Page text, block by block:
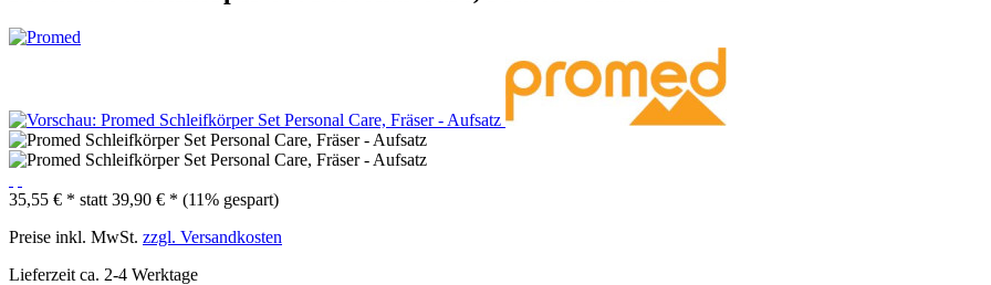
35,55 € * statt 39,90 € * (11% gespart)
Preise inkl. MwSt. zzgl. Versandkosten
Lieferzeit ca. 2-4 Werktage